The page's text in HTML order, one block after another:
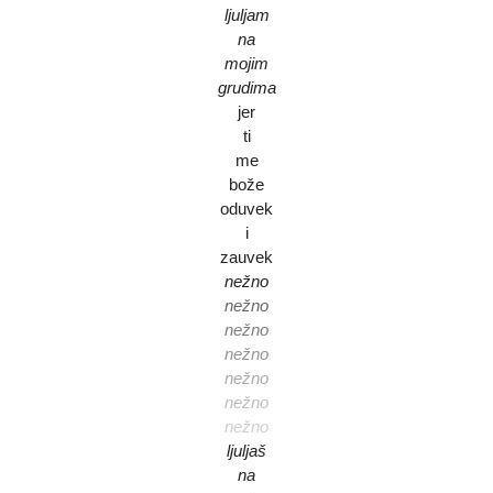
ljuljam
na
mojim
grudima
jer
ti
me
bože
oduvek
i
zauvek
nežno
nežno
nežno
nežno
nežno
nežno
nežno
ljuljaš
na